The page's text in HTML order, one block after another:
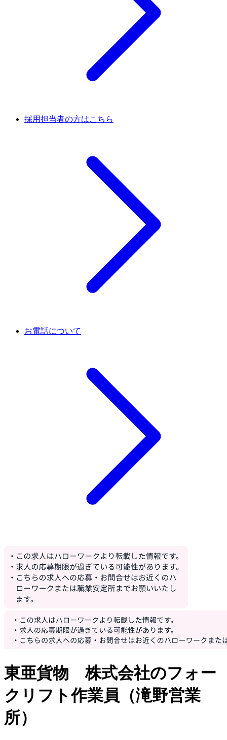
採用担当者の方はこちら
お電話について
東亜貨物 株式会社のフォー
クリフト作業員（滝野営業
所）